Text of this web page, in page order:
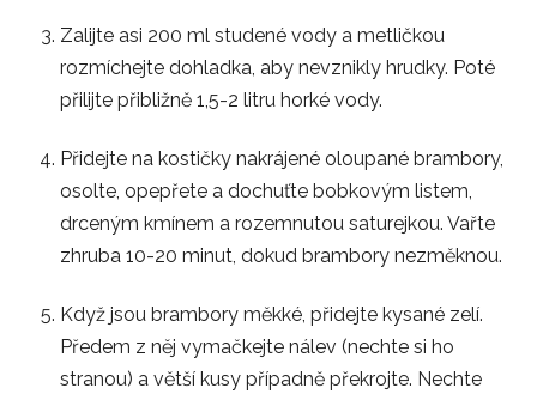
Zalijte asi 200 ml studené vody a metličkou
rozmíchejte dohladka, aby nevznikly hrudky. Poté
přilijte přibližně 1,5-2 litru horké vody.
Přidejte na kostičky nakrájené oloupané brambory,
osolte, opepřete a dochuťte bobkovým listem,
drceným kmínem a rozemnutou saturejkou. Vařte
zhruba 10-20 minut, dokud brambory nezměknou.
Když jsou brambory měkké, přidejte kysané zelí.
Předem z něj vymačkejte nálev (nechte si ho
stranou) a větší kusy případně překrojte. Nechte